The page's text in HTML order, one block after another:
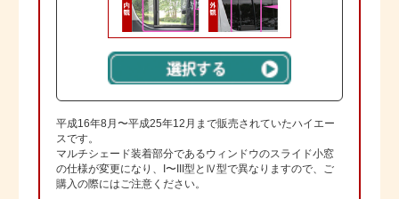
平成16年8月〜平成25年12月まで販売されていたハイエー
スです。
マルチシェード装着部分であるウィンドウのスライド小窓
の仕様が変更になり、I〜III型とⅣ型で異なりますので、ご
購入の際にはご注意ください。